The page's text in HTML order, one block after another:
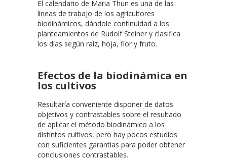
El calendario de Maria Thun es una de las
líneas de trabajo de los agricultores
biodinámicos, dándole continuidad a los
planteamientos de Rudolf Steiner y clasifica
los días según raíz, hoja, flor y fruto.
Efectos de la biodinámica en
los cultivos
Resultaría conveniente disponer de datos
objetivos y contrastables sobre el resultado
de aplicar el método biodinámico a los
distintos cultivos, pero hay pocos estudios
con suficientes garantías para poder obtener
conclusiones contrastables.